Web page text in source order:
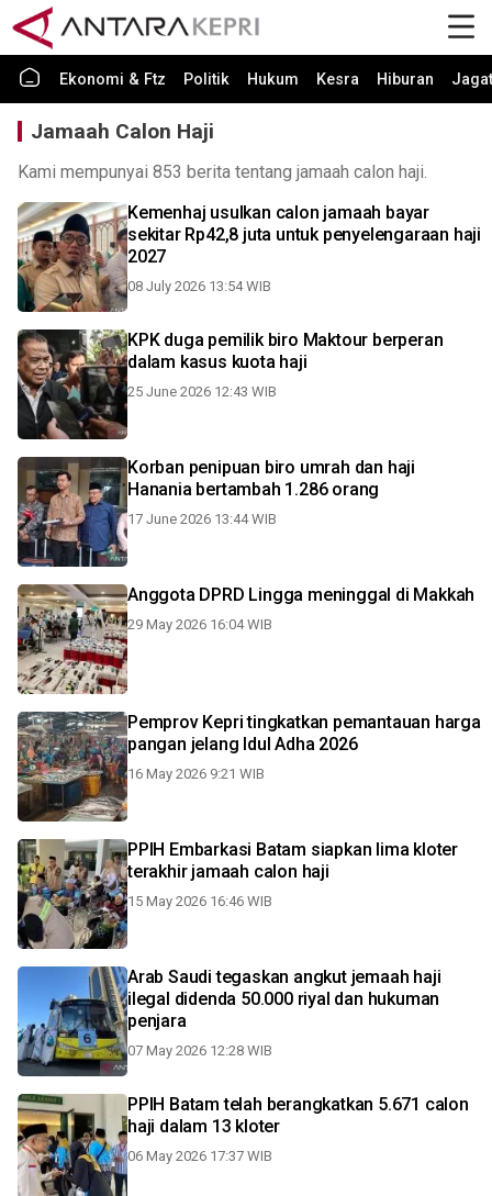
Ekonomi & Ftz Politik Hukum Kesra Hiburan Jagat
Jamaah Calon Haji
Kami mempunyai 853 berita tentang jamaah calon haji.
Kemenhaj usulkan calon jamaah bayar
sekitar Rp42,8 juta untuk penyelengaraan haji
2027
08 July 2026 13:54 WIB
KPK duga pemilik biro Maktour berperan
dalam kasus kuota haji
25 June 2026 12:43 WIB
Korban penipuan biro umrah dan haji
Hanania bertambah 1.286 orang
17 June 2026 13:44 WIB
Anggota DPRD Lingga meninggal di Makkah
29 May 2026 16:04 WIB
Pemprov Kepri tingkatkan pemantauan harga
pangan jelang Idul Adha 2026
16 May 2026 9:21 WIB
PPIH Embarkasi Batam siapkan lima kloter
terakhir jamaah calon haji
15 May 2026 16:46 WIB
Arab Saudi tegaskan angkut jemaah haji
ilegal didenda 50.000 riyal dan hukuman
penjara
07 May 2026 12:28 WIB
PPIH Batam telah berangkatkan 5.671 calon
haji dalam 13 kloter
06 May 2026 17:37 WIB